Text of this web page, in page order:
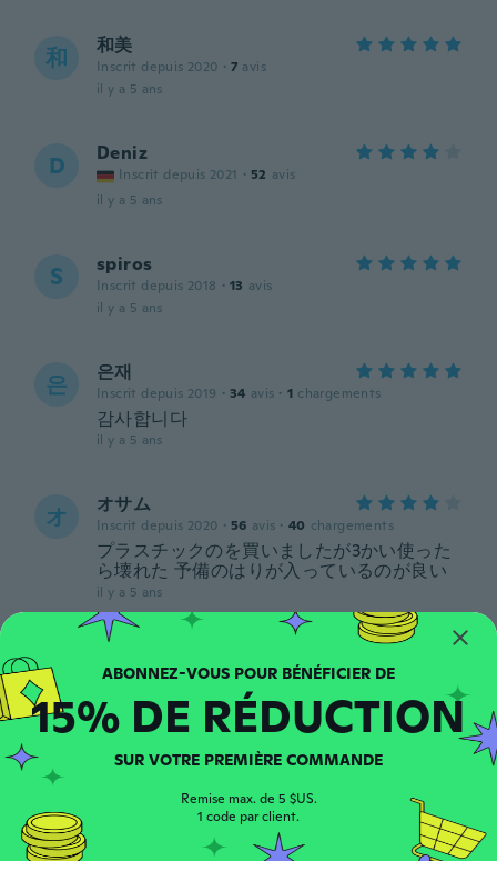
和 和美
Inscrit depuis 2020 · 7 avis
il y a 5 ans
D Deniz
Inscrit depuis 2021 · 52 avis
il y a 5 ans
S spiros
Inscrit depuis 2018 · 13 avis
il y a 5 ans
은 은재
Inscrit depuis 2019 · 34 avis · 1 chargements
감사합니다
il y a 5 ans
オ オサム
Inscrit depuis 2020 · 56 avis · 40 chargements
プラスチックのを買いましたが3かい使った
ら壊れた 予備のはりが入っているのが良い
il y a 5 ans
U Inscrit depuis 2020 · 37 avis · 16 chargements
Gute Qualität. Wie beschrieben 👍🏻
il y a 5 ans
Inscrit depuis 2016 · 84 avis
15% DE RÉDUCTION
SUR VOTRE PREMIÈRE COMMANDE
Remise max. de 5 $US.
1 code par client.